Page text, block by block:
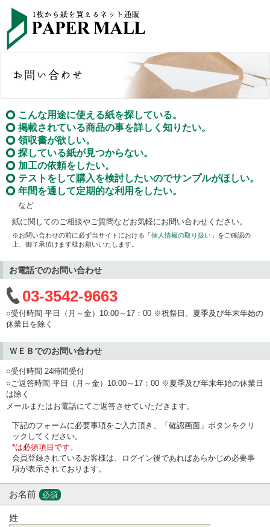
こんな用途に使える紙を探している。
掲載されている商品の事を詳しく知りたい。
領収書が欲しい。
探している紙が見つからない。
加工の依頼をしたい。
テストをして購入を検討したいのでサンプルがほしい。
年間を通して定期的な利用をしたい。
など
紙に関してのご相談やご質問などお気軽にお問い合わせください。
※お問い合わせの前に必ず当サイトにおける「個人情報の取り扱い 」をご確認の
上、御了承頂けます様お願いいたします。
お電話でのお問い合わせ
03-3542-9663
○受付時間 平日（月～金）10:00～17：00 ※祝祭日、夏季及び年末年始の
休業日を除く
ＷＥＢでのお問い合わせ
○受付時間 24時間受付
○ご返答時間 平日（月～金）10:00～17：00 ※夏季及び年末年始の休業日
は除く
メールまたはお電話にてご返答させていただきます。
下記のフォームに必要事項をご入力頂き、「確認画面」ボタンをクリ
ックしてください。
*は必須項目です。
会員登録されているお客様は、ログイン後であればあらかじめ必要事
項が表示されております。
お名前 必須
姓